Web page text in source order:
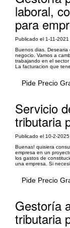
laboral,
para
Publicado el 1-11-
Buenos dias.
negocio. Vamos a
trabajando en el
La facturacion que
Pide Precio
Servicio
tributaria
Publicado el 10-2-
Buenas! quisiera
empresa en un
los gastos de
una empresa. Si
Pide Precio
Gestoría
tributaria